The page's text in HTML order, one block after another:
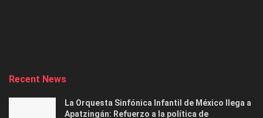
Recent News
La Orquesta Sinfónica Infantil de México llega a
Apatzingán: Refuerzo a la política de